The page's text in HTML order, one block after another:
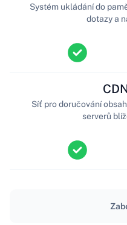
Systém ukládání do
dotazy a
Síť pro doručování
serverů